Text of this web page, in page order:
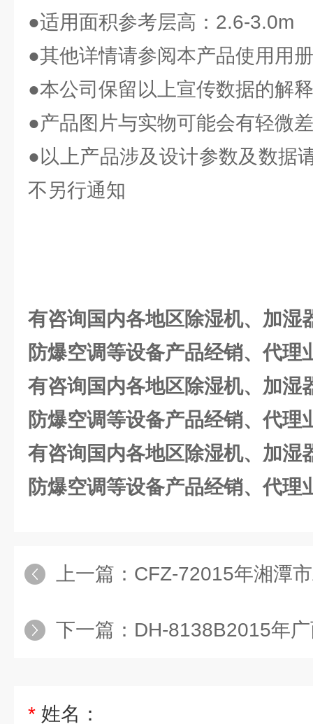
●适用面积参考层高：2.6-3.0m
●其他详情请参阅本产品使用用册
●本公司保留以上宣传数据的解
●产品图片与实物可能会有轻微
●以上产品涉及设计参数及数据
不另行通知
有咨询国内各地区除湿机、加湿
防爆空调等设备产品经销、代理
有咨询国内各地区除湿机、加湿
防爆空调等设备产品经销、代理
有咨询国内各地区除湿机、加湿
防爆空调等设备产品经销、代理
上一篇： CFZ-72015年湘潭市工业除湿机|工
下一篇： DH-8138B2015年广西桂林市工业除湿机|工
* 姓名：